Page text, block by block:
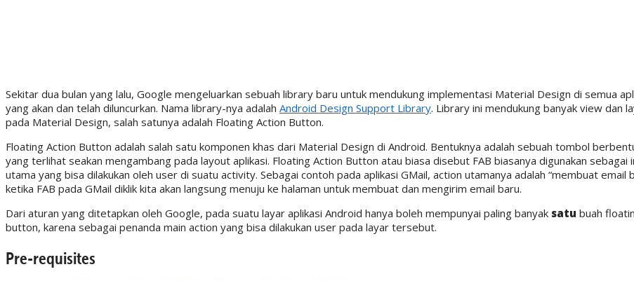
Sekitar dua bulan yang lalu, Google mengeluarkan sebuah library baru untuk mendukung implementasi Material Design di semua
yang akan dan telah diluncurkan. Nama library-nya adalah Android Design Support Library. Library ini mendukung banyak view dan
pada Material Design, salah satunya adalah Floating Action Button.
Floating Action Button adalah salah satu komponen khas dari Material Design di Android. Bentuknya adalah sebuah tombol
yang terlihat seakan mengambang pada layout aplikasi. Floating Action Button atau biasa disebut FAB biasanya digunakan sebagai
utama yang bisa dilakukan oleh user di suatu activity. Sebagai contoh pada aplikasi GMail, action utamanya adalah “membuat email
ketika FAB pada GMail diklik kita akan langsung menuju ke halaman untuk membuat dan mengirim email baru.
Dari aturan yang ditetapkan oleh Google, pada suatu layar aplikasi Android hanya boleh mempunyai paling banyak satu buah
button, karena sebagai penanda main action yang bisa dilakukan user pada layar tersebut.
Pre-requisites